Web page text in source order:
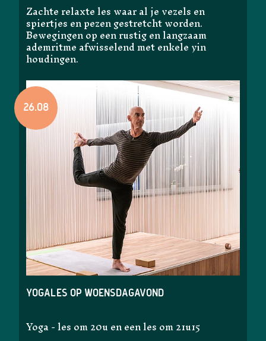
Zachte relaxte les waar al je vezels en
spiertjes en pezen gestretcht worden.
Bewegingen op een rustig en langzaam
ademritme afwisselend met enkele yin
houdingen.
26.08
Yogales op woensdagavond
Yoga - les om 20u en een les om 21u15